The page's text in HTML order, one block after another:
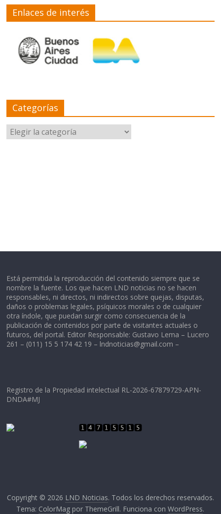
Enlaces de interés
Categorías
Categorías
Está permitida la reproducción del contenido siempre que se
nombre la fuente. Los que hacen LND noticias no se hacen
responsables, ni directos, ni indirectos sobre quejas, disputas,
daños o problemas legales, psíquicos morales o de cualquier
otra índole, que puedan surgir como consecuencia de la
publicación de contenidos por parte de visitantes actuales o
futuros, del portal. Editor Responsable: Gustavo Lema – Lucero
261 – (011) 15 5 174 42 19 – lndnoticias@gmail.com –
Registro de la Propiedad intelectual RL-2026-67879729-APN-
DNDA#MJ
Copyright © 2026 LND Noticias. Todos los derechos reservados.
Tema: ColorMag por ThemeGrill. Funciona conWordPress.